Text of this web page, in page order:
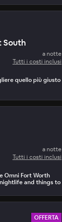
South
a notte
Tutti i costi inclusi
quello più giusto
a notte
Tutti i costi inclusi
Omni Fort Worth
and things to
OFFERTA